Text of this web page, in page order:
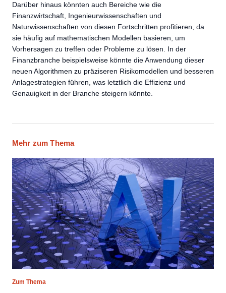
Darüber hinaus könnten auch Bereiche wie die
Finanzwirtschaft, Ingenieurwissenschaften und
Naturwissenschaften von diesen Fortschritten profitieren, da
sie häufig auf mathematischen Modellen basieren, um
Vorhersagen zu treffen oder Probleme zu lösen. In der
Finanzbranche beispielsweise könnte die Anwendung dieser
neuen Algorithmen zu präziseren Risikomodellen und besseren
Anlagestrategien führen, was letztlich die Effizienz und
Genauigkeit in der Branche steigern könnte.
Mehr zum Thema
Zum Thema